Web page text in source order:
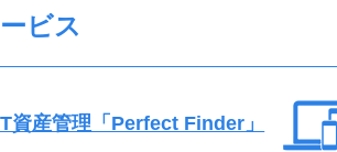
ビス
資産管理「Perfect Finder」